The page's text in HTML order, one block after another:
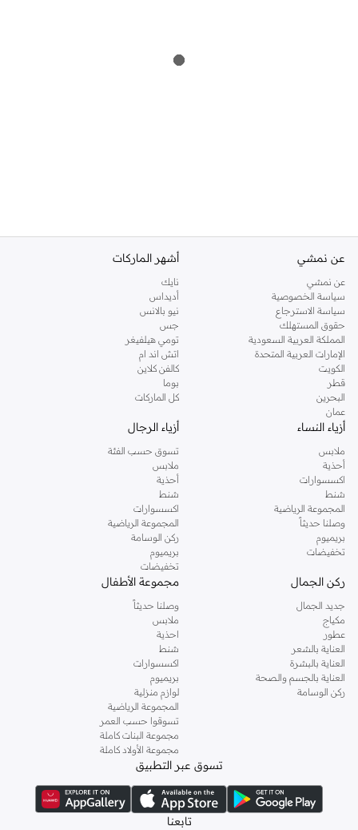
عن نمشي
عن نمشي
سياسة الخصوصية
سياسة الاسترجاع
حقوق المستهلك
المملكة العربية السعودية
الإمارات العربية المتحدة
الكويت
قطر
البحرين
عمان
أشهر الماركات
نايك
أديداس
نيو بالانس
جس
تومي هيلفيغر
اتش اند ام
كالفن كلاين
بوما
كل الماركات
أزياء النساء
ملابس
أحذية
اكسسوارات
شنط
المجموعة الرياضية
وصلنا حديثاً
بريميوم
تخفيضات
أزياء الرجال
تسوق حسب الفئة
ملابس
أحذية
شنط
اكسسوارات
المجموعة الرياضية
ركن الوسامة
بريميوم
تخفيضات
ركن الجمال
جديد الجمال
مكياج
عطور
العناية بالشعر
العناية بالبشرة
العناية بالجسم والصحة
ركن الوسامة
مجموعة الأطفال
وصلنا حديثاً
ملابس
احذية
شنط
اكسسوارات
بريميوم
لوازم منزلية
المجموعة الرياضية
تسوقوا حسب العمر
مجموعة البنات كاملة
مجموعة الأولاد كاملة
تسوق عبر التطبيق
تابعنا